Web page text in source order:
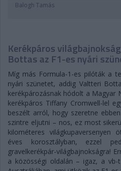
Balogh Tamás
Kerékpáros
Bottas az F1-es nyári
Míg más Formula-1-es pilóták a
nyári szünetet, addig Valtteri
kerékpározásnak hódolt a Magyar
kerékpáros Tiffany Cromwell-lel
beszélt arról, hogy szeretne
szintre eljutni – nos, ez most
kilométeres világkupaversenyen
éves korosztályban, ezzel
gravelkerékpár-világbajnokságra!
a közösségi oldalán – igaz, a